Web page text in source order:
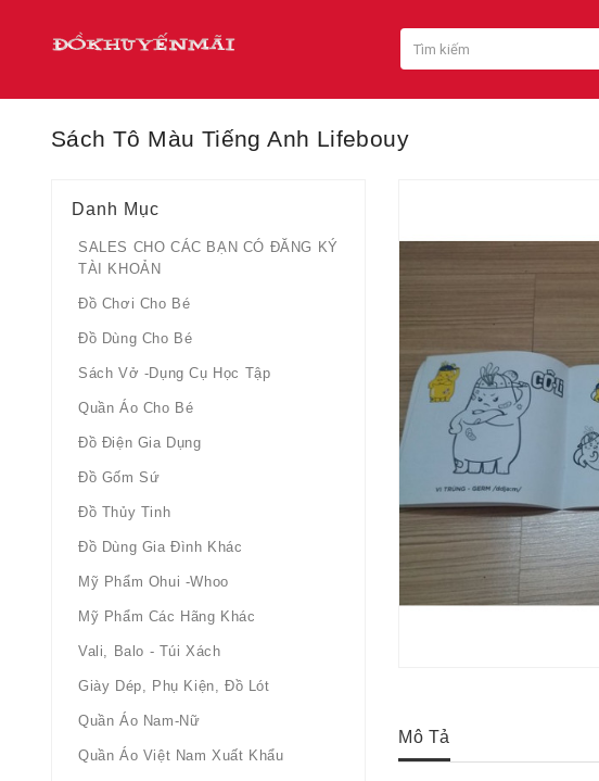
Sách Tô Màu Tiếng Anh Lifebouy
Danh Mục
SALES CHO CÁC BẠN CÓ ĐĂNG KÝ
TÀI KHOẢN
Đồ Chơi Cho Bé
Đồ Dùng Cho Bé
Sách Vở -dụng Cụ Học Tập
Quần Áo Cho Bé
Đồ Điện Gia Dụng
Đồ Gốm Sứ
Đồ Thủy Tinh
Đồ Dùng Gia Đình Khác
Mỹ Phẩm Ohui -whoo
Mỹ Phẩm Các Hãng Khác
Vali, Balo - Túi Xách
Giày Dép, Phụ Kiện, Đồ Lót
Quần Áo Nam-Nữ
Quần Áo Việt Nam Xuất Khẩu
Mô Tả